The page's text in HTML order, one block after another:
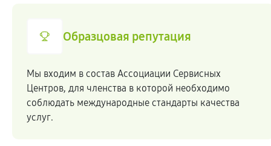
Образцовая репутация
Мы входим в состав Ассоциации Сервисных
Центров, для членства в которой необходимо
соблюдать международные стандарты качества
услуг.